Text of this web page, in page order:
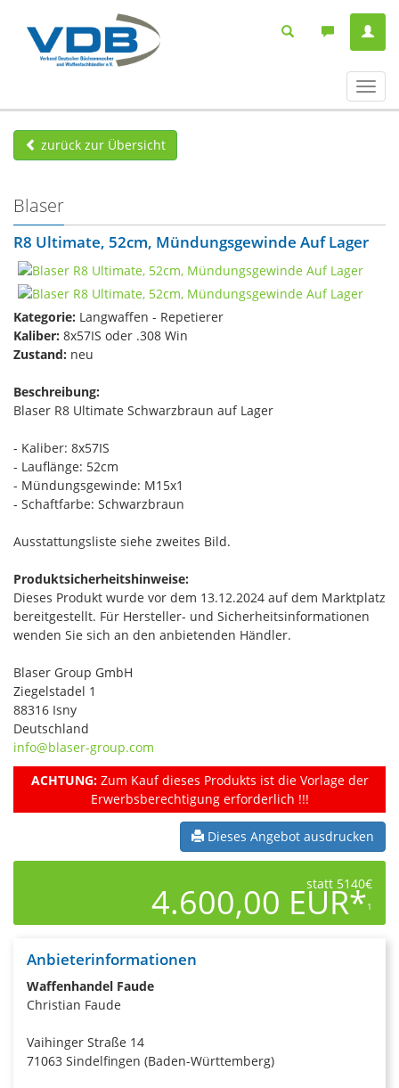
ein-/
zurück zur Übersicht
Blaser
R8 Ultimate, 52cm, Mündungsgewinde Auf Lager
Kategorie: Langwaffen - Repetierer
Kaliber: 8x57IS oder .308 Win
Zustand: neu
Beschreibung:
Blaser R8 Ultimate Schwarzbraun auf Lager
- Kaliber: 8x57IS
- Lauflänge: 52cm
- Mündungsgewinde: M15x1
- Schaftfarbe: Schwarzbraun
Ausstattungsliste siehe zweites Bild.
Produktsicherheitshinweise:
Dieses Produkt wurde vor dem 13.12.2024 auf dem Marktplatz
bereitgestellt. Für Hersteller- und Sicherheitsinformationen
wenden Sie sich an den anbietenden Händler.
Blaser Group GmbH
Ziegelstadel 1
88316 Isny
Deutschland
info@blaser-group.com
ACHTUNG:Zum Kauf dieses Produkts ist die Vorlage der
Erwerbsberechtigung erforderlich !!!
Dieses Angebot ausdrucken
statt 5140€
4.600,00 EUR*1
Anbieterinformationen
Waffenhandel Faude
Christian Faude
Vaihinger Straße 14
71063 Sindelfingen (Baden-Württemberg)